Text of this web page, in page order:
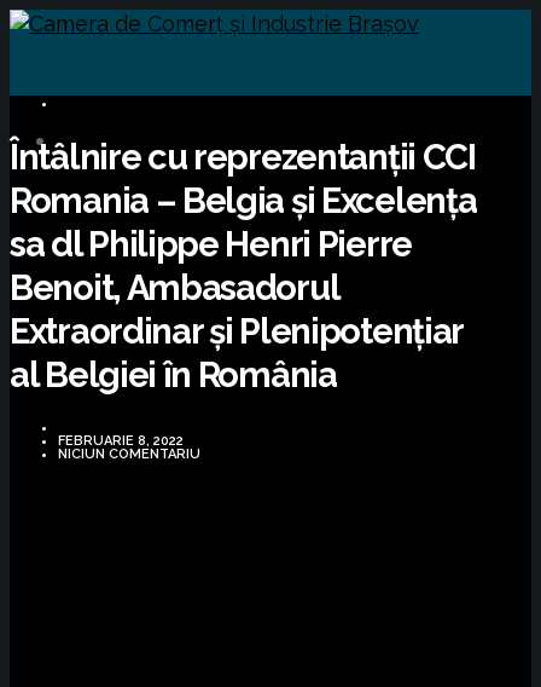
Întâlnire cu reprezentanții CCI
Romania – Belgia și Excelența
sa dl Philippe Henri Pierre
Benoit, Ambasadorul
Extraordinar și Plenipotențiar
al Belgiei în România
FEBRUARIE 8, 2022
NICIUN COMENTARIU